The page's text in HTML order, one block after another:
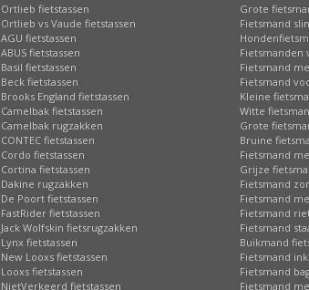
Ortlieb fietstassen
Ortlieb vs Vaude fietstassen
AGU fietstassen
ABUS fietstassen
Basil fietstassen
Beck fietstassen
Brooks England fietstassen
Camelbak fietstassen
Camelbak rugzakken
CONTEC fietstassen
Cordo fietstassen
Cortina fietstassen
Dakine rugzakken
De Poort fietstassen
FastRider fietstassen
Jack Wolfskin fietsrugzakken
Lynx fietstassen
New Looxs fietstassen
Looxs fietstassen
NietVerkeerd fietstassen
Grote
Fietsmand
Fietsmanden
Fietsmand
Fietsmand
Kleine
Witte
Grote
Bruine
Fietsmand
Grijze
Fietsmand
Fietsmand
Fietsmand
Fietsmand
Buikmand
Fietsmand
Fietsmand
Fietsmand